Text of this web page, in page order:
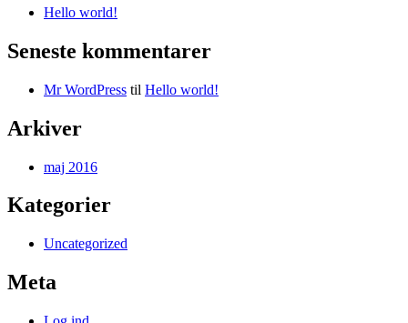
Hello world!
Seneste kommentarer
Mr WordPress til Hello world!
Arkiver
maj 2016
Kategorier
Uncategorized
Meta